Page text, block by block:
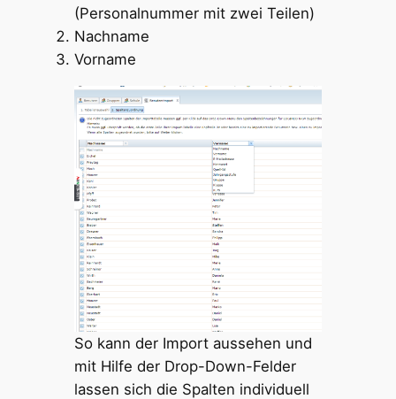
(Personalnummer mit zwei Teilen)
Nachname
Vorname
So kann der Import aussehen und
mit Hilfe der Drop-Down-Felder
lassen sich die Spalten individuell